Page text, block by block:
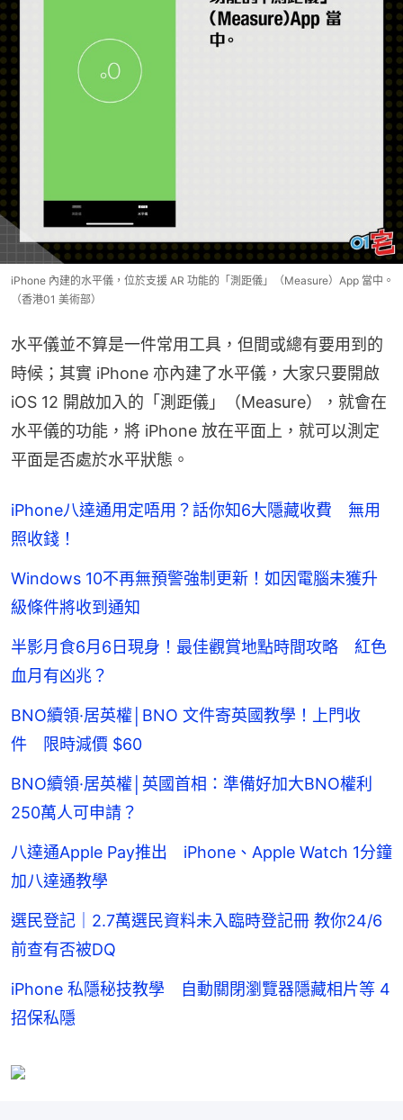
iPhone 內建的水平儀，位於支援 AR 功能的「測距儀」（Measure）App 當中。
（香港01 美術部）
水平儀並不算是一件常用工具，但間或總有要用到的
時候；其實 iPhone 亦內建了水平儀，大家只要開啟
iOS 12 開啟加入的「測距儀」（Measure），就會在
水平儀的功能，將 iPhone 放在平面上，就可以測定
平面是否處於水平狀態。
iPhone八達通用定唔用？話你知6大隱藏收費 無用
照收錢！
Windows 10不再無預警強制更新！如因電腦未獲升
級條件將收到通知
半影月食6月6日現身！最佳觀賞地點時間攻略 紅色
血月有凶兆？
BNO續領·居英權│BNO 文件寄英國教學！上門收
件 限時減價 $60
BNO續領·居英權│英國首相：準備好加大BNO權利
250萬人可申請？
八達通Apple Pay推出 iPhone、Apple Watch 1分鐘
加八達通教學
選民登記｜2.7萬選民資料未入臨時登記冊 教你24/6
前查有否被DQ
iPhone 私隱秘技教學 自動關閉瀏覽器隱藏相片等 4
招保私隱